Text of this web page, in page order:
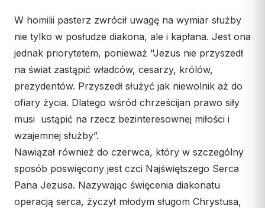
Kuria Diecezjalna
Wydziały
Sąd Biskupi
Wydawnictwo
CENTRUM MEDIALNE
Biuro
Współpraca
Franciszkański Zakon
Skauci Króla
Bractwo św. Józefa
W homilii pasterz zwrócił uwagę na wymiar służby
nie tylko w posłudze diakona, ale i kapłana. Jest ona
jednak priorytetem, ponieważ "Jezus nie przyszedł
na świat zastąpić władców, cesarzy, królów,
prezydentów. Przyszedł służyć jak niewolnik aż do
ofiary życia. Dlatego wśród chrześcijan prawo siły
musi ustąpić na rzecz bezinteresownej miłości i
wzajemnej służby”.
Nawiązał również do czerwca, który w szczególny
sposób poswięcony jest czci Najświętszego Serca
Pana Jezusa. Nazywając święcenia diakonatu
operacją serca, życzył młodym sługom Chrystusa,